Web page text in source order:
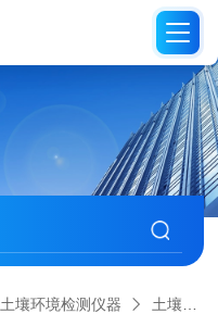
土壤环境检测仪器 土壤养分测定仪